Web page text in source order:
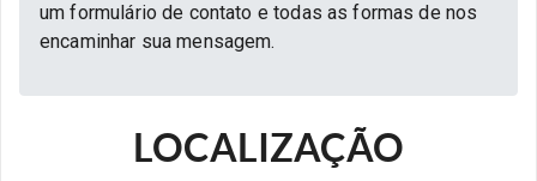
um formulário de contato e todas as formas de nos
encaminhar sua mensagem.
LOCALIZAÇÃO